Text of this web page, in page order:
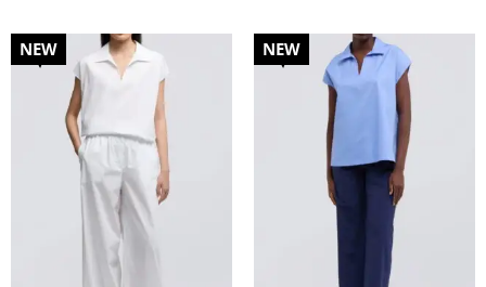
20%
NEW 20%
NEW